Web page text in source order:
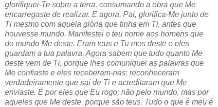
glorifiquei-Te sobre a terra, consumando a obra que Me
encarregaste de realizar. E agora, Pai, glorifica-Me junto de
Ti mesmo com aquela glória que tinha em Ti, antes que
houvesse mundo. Manifestei o teu nome aos homens que
do mundo Me deste. Eram teus e Tu mos deste e eles
guardam a tua palavra. Agora sabem que tudo quanto Me
deste vem de Ti, porque lhes comuniquei as palavras que
Me confiaste e eles receberam-nas: reconheceram
verdadeiramente que saí de Ti e acreditaram que Me
enviaste. É por eles que Eu rogo; não pelo mundo, mas por
aqueles que Me deste, porque são teus. Tudo o que é meu é